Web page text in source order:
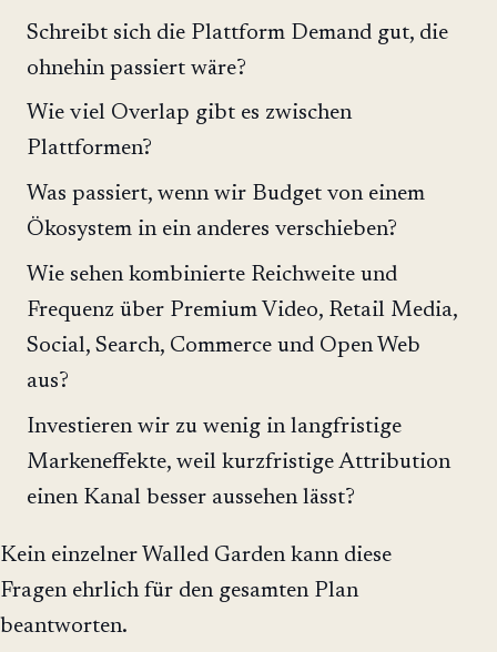
Schreibt sich die Plattform Demand gut, die
ohnehin passiert wäre?
Wie viel Overlap gibt es zwischen
Plattformen?
Was passiert, wenn wir Budget von einem
Ökosystem in ein anderes verschieben?
Wie sehen kombinierte Reichweite und
Frequenz über Premium Video, Retail Media,
Social, Search, Commerce und Open Web
aus?
Investieren wir zu wenig in langfristige
Markeneffekte, weil kurzfristige Attribution
einen Kanal besser aussehen lässt?
Kein einzelner Walled Garden kann diese
Fragen ehrlich für den gesamten Plan
beantworten.